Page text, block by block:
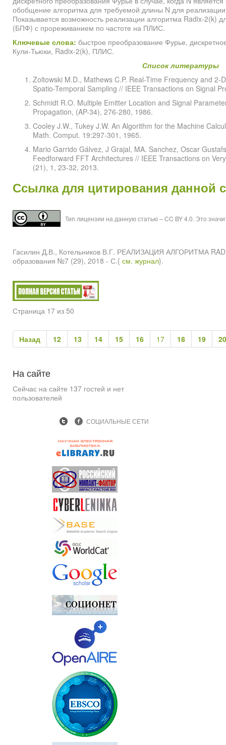
обобщение алгоритма для требуемой длины N для
Показывается возможность реализации алгоритма Radix-2(k)
(БПФ) с прореживанием по частоте на ПЛИС.
Ключевые слова: быстрое преобразование Фурье,
Кули-Тьюки, Radix-2(k), ПЛИС.
Список литературы
Zoltowski M.D., Mathews C.P. Real-Time Frequency and 2-
Spatio-Temporal Sampling // IEEE Transactions on Signal
Schmidt R.O. Multiple Emitter Location and Signal
Propagation, (AP-34), 276-280, 1986.
Cooley J.W., Tukey J.W. An Algorithm for the Machine
Math. Comput. 19:297-301, 1965.
Mario Garrido Gálvez, J Grajal, MA. Sanchez, Oscar
Feedforward FFT Architectures // IEEE Transactions on
(21), 1, 23-32, 2013.
Ссылка для цитирования данной
Тип лицензии на данную статью – CC BY 4.0. Это
Гасилин Д.В., Котельников В.Г. РЕАЛИЗАЦИЯ АЛГОРИТМА
образования №7 (29), 2018 - С.{ см. журнал}.
Страница 17 из 50
Назад 12 13 14 15 16 17 18 19 20
На сайте
Сейчас на сайте 137 гостей и нет
пользователей
СОЦИАЛЬНЫЕ СЕТИ